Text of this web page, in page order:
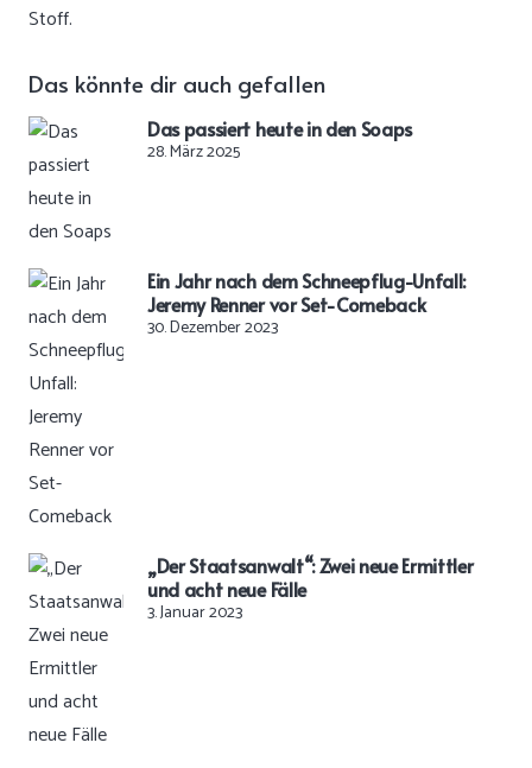
Stoff.
Das könnte dir auch gefallen
Das passiert heute in den Soaps
28. März 2025
Ein Jahr nach dem Schneepflug-Unfall:
Jeremy Renner vor Set-Comeback
30. Dezember 2023
„Der Staatsanwalt“: Zwei neue Ermittler
und acht neue Fälle
3. Januar 2023